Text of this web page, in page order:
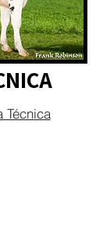
Técnica